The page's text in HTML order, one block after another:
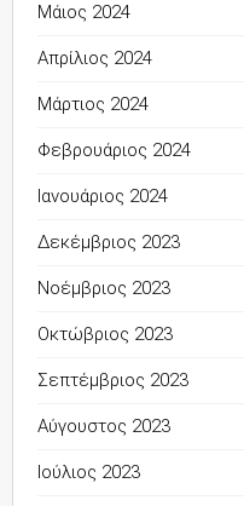
Μάιος 2024
Απρίλιος 2024
Μάρτιος 2024
Φεβρουάριος 2024
Ιανουάριος 2024
Δεκέμβριος 2023
Νοέμβριος 2023
Οκτώβριος 2023
Σεπτέμβριος 2023
Αύγουστος 2023
Ιούλιος 2023